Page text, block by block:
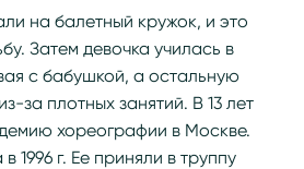
на балетный кружок, и это
Затем девочка училась в
с бабушкой, а остальную
за плотных занятий. В 13 лет
хореографии в Москве.
1996 г. Ее приняли в труппу